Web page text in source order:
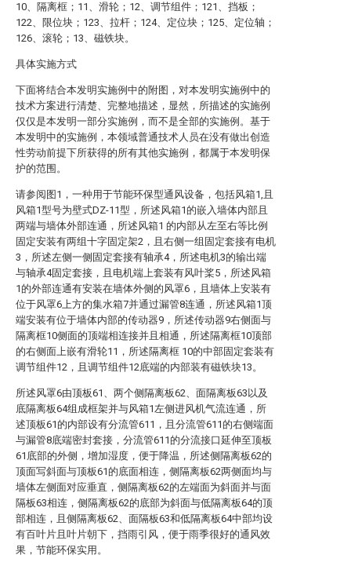
10、隔离框；11、滑轮；12、调节组件；121、挡板；
122、限位块；123、拉杆；124、定位块；125、定位轴；
126、滚轮；13、磁铁块。
具体实施方式
下面将结合本发明实施例中的附图，对本发明实施例中的
技术方案进行清楚、完整地描述，显然，所描述的实施例
仅仅是本发明一部分实施例，而不是全部的实施例。基于
本发明中的实施例，本领域普通技术人员在没有做出创造
性劳动前提下所获得的所有其他实施例，都属于本发明保
护的范围。
请参阅图1，一种用于节能环保型通风设备，包括风箱1,且
风箱1型号为壁式DZ-11型，所述风箱1的嵌入墙体内部且
两端与墙体外部连通，所述风箱1 的内部从左至右等比例
固定安装有两组十字固定架2，且右侧一组固定套接有电机
3，所述左侧一侧固定套接有轴承4，所述电机3的输出端
与轴承4固定套接，且电机端上套装有风叶桨5，所述风箱
1的外部连通有安装在墙体外侧的风罩6，且墙体上安装有
位于风罩6上方的集水箱7并通过漏管8连通，所述风箱1顶
端安装有位于墙体内部的传动器9，所述传动器9右侧面与
隔离框10侧面的顶端相连接并且相通，所述隔离框10顶部
的右侧面上嵌有滑轮11，所述隔离框 10的中部固定套装有
调节组件12，且调节组件12底端的内部装有磁铁块13。
所述风罩6由顶板61、两个侧隔离板62、面隔离板63以及
底隔离板64组成框架并与风箱1左侧进风机气流连通，所
述顶板61的内部设有分流管611，且分流管611的右侧端面
与漏管8底端密封套接，分流管611的分流接口延伸至顶板
61底部的外侧，增加湿度，便于降温，所述侧隔离板62的
顶面写斜面与顶板61的底面相连，侧隔离板62两侧面均与
墙体左侧面对应垂直，侧隔离板62的左端面为斜面并与面
隔板63相连，侧隔离板62的底部为斜面与低隔离板64的顶
部相连，且侧隔离板62、面隔板63和低隔离板64中部均设
有百叶片且叶片朝下，挡雨引风，便于雨季很好的通风效
果，节能环保实用。